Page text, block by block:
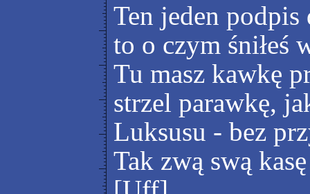
Ten jeden podpis
to o czym śniłeś
Tu masz kawkę
strzel parawkę,
Luksusu - bez
Tak zwą swą